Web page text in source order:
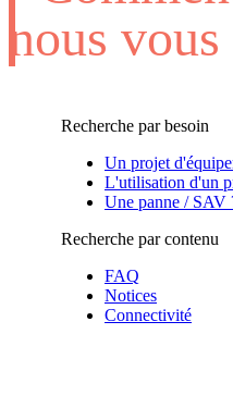
nous
Recherche par besoin
Un projet
L'utilisation d'un
Une panne / SAV
Recherche par contenu
FAQ
Notices
Connectivité